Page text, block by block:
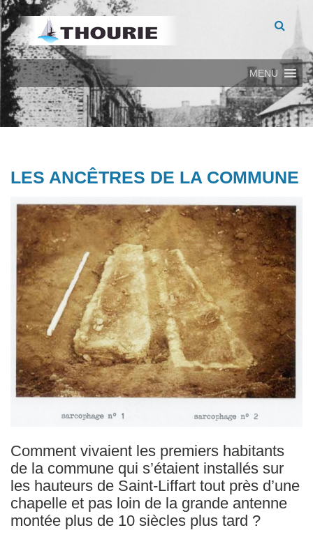
MENU
LES ANCÊTRES DE LA COMMUNE
Comment vivaient les premiers habitants
de la commune qui s’étaient installés sur
les hauteurs de Saint-Liffart tout près d’une
chapelle et pas loin de la grande antenne
montée plus de 10 siècles plus tard ?